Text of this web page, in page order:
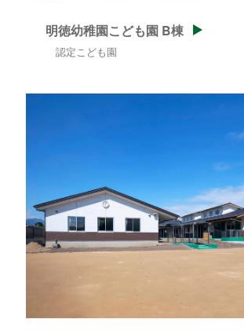
明徳幼稚園こども園 B棟
認定こども園